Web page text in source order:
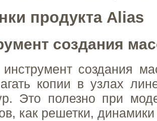
продукта Alias
создания
создания
копии в узлах
Это полезно при
как решетки,